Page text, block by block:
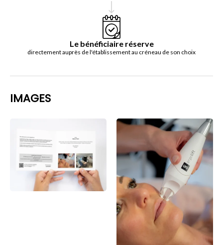
Le bénéficiaire réserve
directement auprès de l'établissement au créneau de son choix
IMAGES